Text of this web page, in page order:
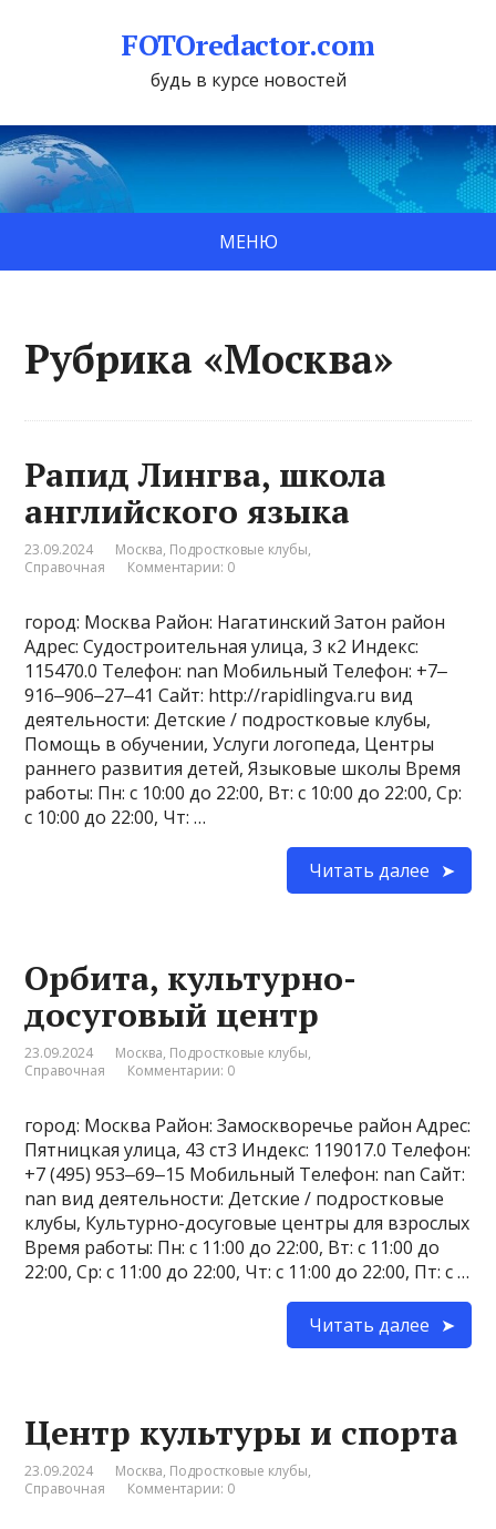
FOTOredactor.com
будь в курсе новостей
МЕНЮ
Рубрика «Москва»
Рапид Лингва, школа
английского языка
23.09.2024 Москва, Подростковые клубы,
Справочная
Комментарии: 0
город: Москва Район: Нагатинский Затон район
Адрес: Судостроительная улица, 3 к2 Индекс:
115470.0 Телефон: nan Мобильный Телефон: +7‒
916‒906‒27‒41 Сайт: http://rapidlingva.ru вид
деятельности: Детские / подростковые клубы,
Помощь в обучении, Услуги логопеда, Центры
раннего развития детей, Языковые школы Время
работы: Пн: с 10:00 до 22:00, Вт: с 10:00 до 22:00, Ср:
с 10:00 до 22:00, Чт: …
Читать далее
Орбита, культурно-
досуговый центр
23.09.2024 Москва, Подростковые клубы,
Справочная
Комментарии: 0
город: Москва Район: Замоскворечье район Адрес:
Пятницкая улица, 43 ст3 Индекс: 119017.0 Телефон:
+7 (495) 953‒69‒15 Мобильный Телефон: nan Сайт:
nan вид деятельности: Детские / подростковые
клубы, Культурно-досуговые центры для взрослых
Время работы: Пн: с 11:00 до 22:00, Вт: с 11:00 до
22:00, Ср: с 11:00 до 22:00, Чт: с 11:00 до 22:00, Пт: с …
Читать далее
Центр культуры и спорта
23.09.2024 Москва, Подростковые клубы,
Справочная
Комментарии: 0